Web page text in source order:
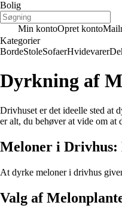
Bolig
Min kontoOpret konto
Kategorier
BordeStoleSofaerHvidevarer
Dyrkning af
Drivhuset er det ideelle sted at
er alt, du behøver at vide om at
Meloner i Drivhus:
At dyrke meloner i drivhus
Valg af